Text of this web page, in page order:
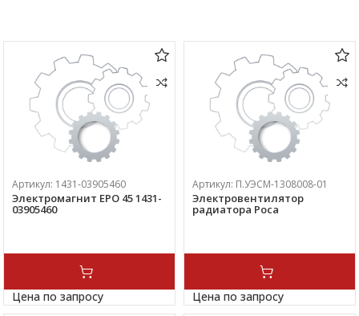
Артикул: 1431-03905460
Электромагнит EPO 45 1431-
03905460
Цена по запросу
Артикул: П.УЭСМ-1308008-01
Электровентилятор
радиатора Роса
Цена по запросу